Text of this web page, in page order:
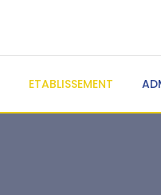
ETABLISSEMENT